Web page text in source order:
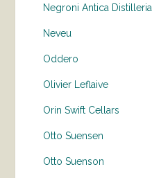
Negroni Antica Distilleria
Neveu
Oddero
Olivier Leflaive
Orin Swift Cellars
Otto Suensen
Otto Suenson